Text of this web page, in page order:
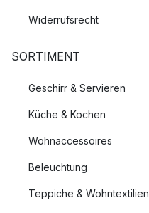
Widerrufsrecht
SORTIMENT
Geschirr & Servieren
Küche & Kochen
Wohnaccessoires
Beleuchtung
Teppiche & Wohntextilien